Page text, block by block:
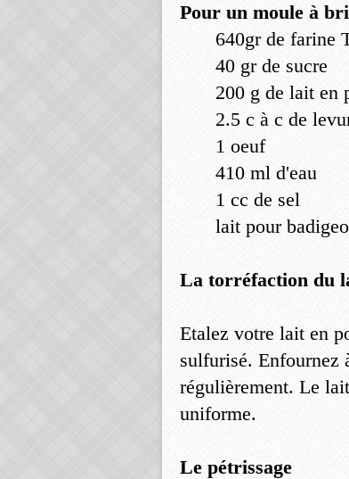
Pour un moule à
640gr de farine
40 gr de sucre
200 g de lait en
2.5 c à c de
1 oeuf
410 ml d'eau
1 cc de sel
lait pour
La torréfaction du
Etalez votre lait en
sulfurisé. Enfournez
régulièrement. Le
uniforme.
Le pétrissage